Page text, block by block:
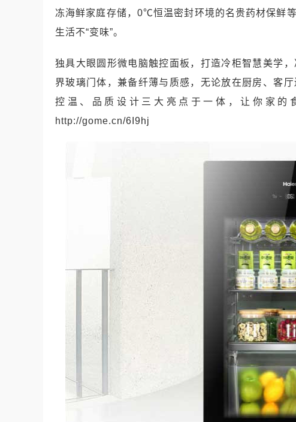
冻海鲜家庭存储，0℃恒温密封环境的名贵药材保鲜
生活不“变味”。
独具大眼圆形微电脑触控面板，打造冷柜智慧美学
界玻璃门体，兼备纤薄与质感，无论放在厨房、客
控温、品质设计三大亮点于一体，让你家的
http://gome.cn/6I9hj